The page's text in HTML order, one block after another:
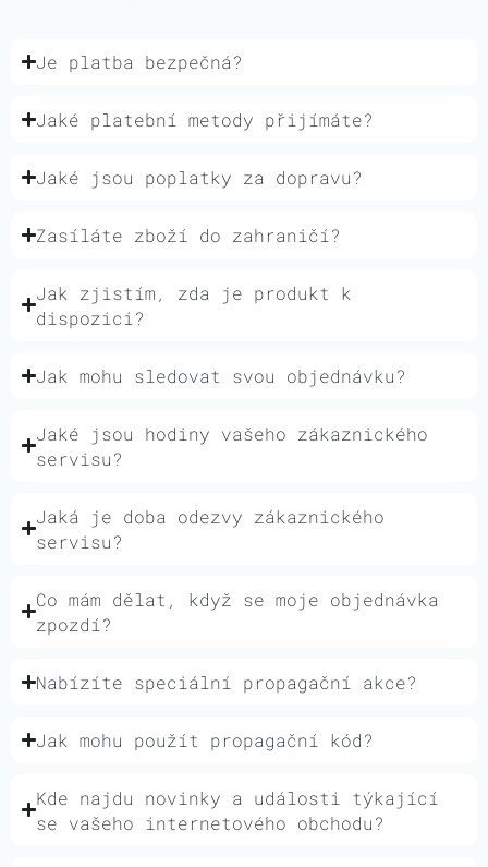
Je platba bezpečná?
Jaké platební metody přijímáte?
Jaké jsou poplatky za dopravu?
Zasíláte zboží do zahraničí?
Jak zjistím, zda je produkt k
dispozici?
Jak mohu sledovat svou objednávku?
Jaké jsou hodiny vašeho zákaznického
servisu?
Jaká je doba odezvy zákaznického
servisu?
Co mám dělat, když se moje objednávka
zpozdí?
Nabízíte speciální propagační akce?
Jak mohu použít propagační kód?
Kde najdu novinky a události týkající
se vašeho internetového obchodu?